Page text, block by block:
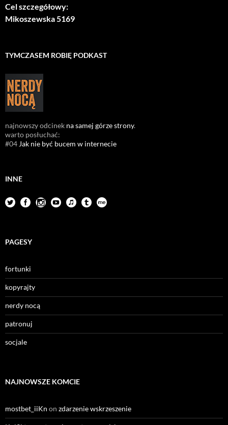
Cel szczegółowy:
Mikoszewska 5169
TYMCZASEM ROBIĘ PODKAST
najnowszy odcinek na samej górze strony.
warto posłuchać:
#04Jak nie być bucem w internecie
INNE
PAGESY
fortunki
kopyrajty
nerdy nocą
patronuj
socjale
NAJNOWSZE KOMCIE
mostbet_iiKn on zdarzenie wskrzeszenie